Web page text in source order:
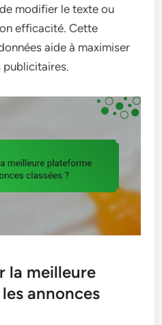
modifier le texte ou
efficacité. Cette
aide à maximiser
publicitaires.
la meilleure
annonces